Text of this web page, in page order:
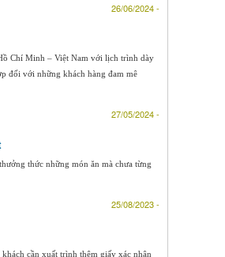
26/06/2024 -
Chí Minh – Việt Nam với lịch trình dày
đối với những khách hàng đam mê
27/05/2024 -
thức những món ăn mà chưa từng
25/08/2023 -
cần xuất trình thêm giấy xác nhận